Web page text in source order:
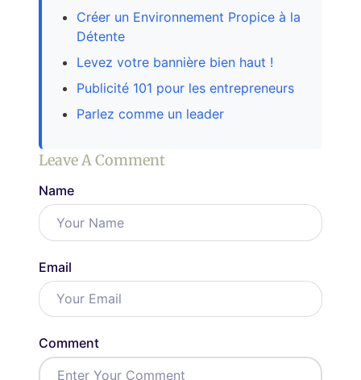
Créer un Environnement Propice à la
Détente
Levez votre bannière bien haut !
Publicité 101 pour les entrepreneurs
Parlez comme un leader
Leave A Comment
Name
Email
Comment